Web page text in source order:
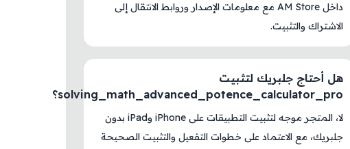
داخل AM Store مع معلومات الإصدار وروابط الانتقال إلى
الاشتراك والتثبيت.
هل أحتاج جلبريك لتثبيت
solving_math_advanced_potence_calculator_pro؟
لا، المتجر موجه لتثبيت التطبيقات على iPhone وiPad بدون
جلبريك، مع الاعتماد على خطوات التفعيل والتثبيت الصحيحة